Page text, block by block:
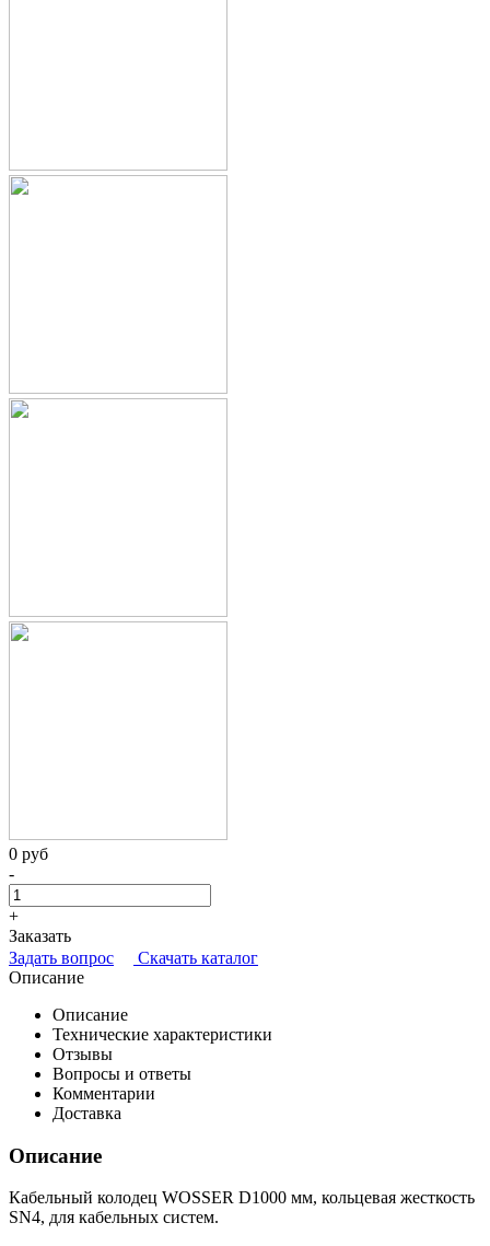
0 руб
-
+
Заказать
Задать вопрос
Скачать каталог
Описание
Описание
Технические характеристики
Отзывы
Вопросы и ответы
Комментарии
Доставка
Описание
Кабельный колодец WOSSER D1000 мм, кольцевая жесткость
SN4, для кабельных систем.